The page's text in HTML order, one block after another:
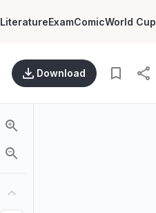
LiteratureExamComicWorld Cup
Download